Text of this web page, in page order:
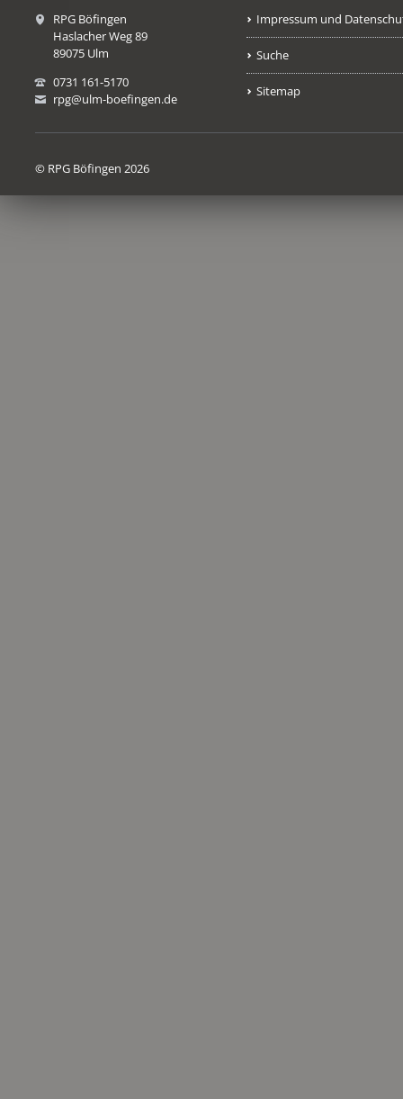
RPG Böfingen
Haslacher Weg 89
89075 Ulm
0731 161-5170
rpg@ulm-boefingen.de
Impressum und
Suche
Sitemap
© RPG Böfingen 2026